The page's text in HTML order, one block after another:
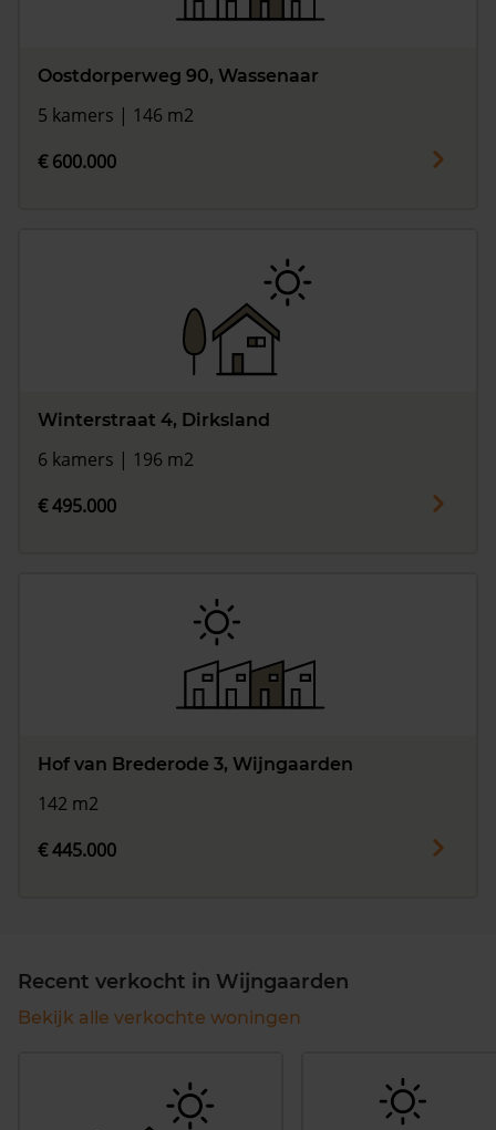
Oostdorperweg 90, Wassenaar
5 kamers | 146 m2
€ 600.000
Winterstraat 4, Dirksland
6 kamers | 196 m2
€ 495.000
Hof van Brederode 3, Wijngaarden
142 m2
€ 445.000
Recent verkocht in Wijngaarden
Bekijk alle verkochte woningen